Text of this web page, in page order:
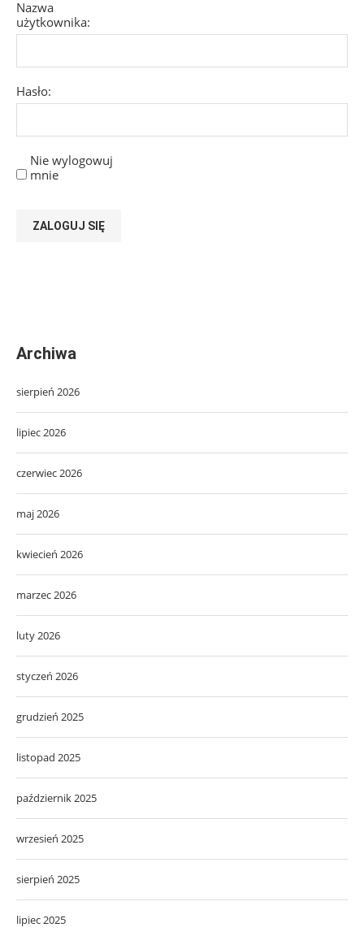
Nazwa
użytkownika:
Hasło:
Nie wylogowuj
mnie
ZALOGUJ SIĘ
Archiwa
sierpień 2026
lipiec 2026
czerwiec 2026
maj 2026
kwiecień 2026
marzec 2026
luty 2026
styczeń 2026
grudzień 2025
listopad 2025
październik 2025
wrzesień 2025
sierpień 2025
lipiec 2025